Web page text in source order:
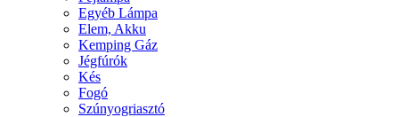
Egyéb Lámpa
Elem, Akku
Kemping Gáz
Jégfúrók
Kés
Fogó
Szúnyogriasztó